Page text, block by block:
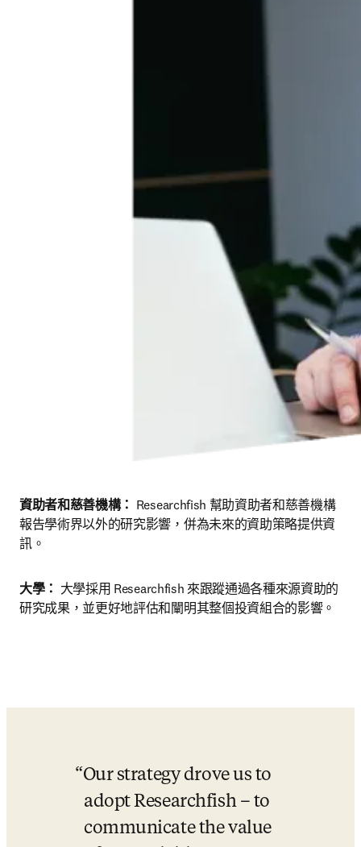
資助者和慈善機構： Researchfish 幫助資助者和慈善機構
報告學術界以外的研究影響，併為未來的資助策略提供資
訊。
大學： 大學採用 Researchfish 來跟蹤通過各種來源資助的
研究成果，並更好地評估和闡明其整個投資組合的影響。
Our strategy drove us to
adopt Researchfish – to
communicate the value